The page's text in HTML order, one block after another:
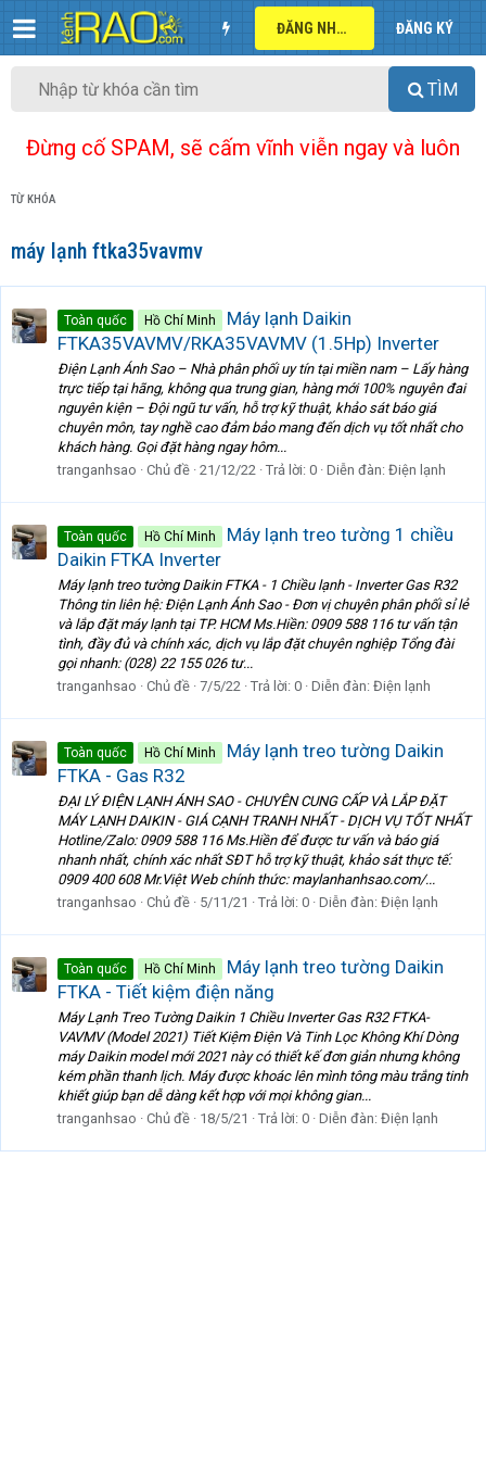
ĐĂNG NHẬP ĐĂNG KÝ
TÌM
Đừng cố SPAM, sẽ cấm vĩnh viễn ngay và luôn
TỪ KHÓA
máy lạnh ftka35vavmv
Toàn quốc Hồ Chí Minh
Máy lạnh Daikin
FTKA35VAVMV/RKA35VAVMV (1.5Hp) Inverter
Điện Lạnh Ánh Sao – Nhà phân phối uy tín tại miền nam – Lấy hàng
trực tiếp tại hãng, không qua trung gian, hàng mới 100% nguyên đai
nguyên kiện – Đội ngũ tư vấn, hỗ trợ kỹ thuật, khảo sát báo giá
chuyên môn, tay nghề cao đảm bảo mang đến dịch vụ tốt nhất cho
khách hàng. Gọi đặt hàng ngay hôm...
tranganhsao
Chủ đề 21/12/22 Trả lời: 0 Diễn đàn: Điện lạnh
Toàn quốc Hồ Chí Minh
Máy lạnh treo tường 1 chiều
Daikin FTKA Inverter
Máy lạnh treo tường Daikin FTKA - 1 Chiều lạnh - Inverter Gas R32
Thông tin liên hệ: Điện Lạnh Ánh Sao - Đơn vị chuyên phân phối sỉ lẻ
và lắp đặt máy lạnh tại TP. HCM Ms.Hiền: 0909 588 116 tư vấn tận
tình, đầy đủ và chính xác, dịch vụ lắp đặt chuyên nghiệp Tổng đài
gọi nhanh: (028) 22 155 026 tư...
tranganhsao
Chủ đề 7/5/22 Trả lời: 0 Diễn đàn: Điện lạnh
Toàn quốc Hồ Chí Minh
Máy lạnh treo tường Daikin
FTKA - Gas R32
ĐẠI LÝ ĐIỆN LẠNH ÁNH SAO - CHUYÊN CUNG CẤP VÀ LẮP ĐẶT
MÁY LẠNH DAIKIN - GIÁ CẠNH TRANH NHẤT - DỊCH VỤ TỐT NHẤT
Hotline/Zalo: 0909 588 116 Ms.Hiền để được tư vấn và báo giá
nhanh nhất, chính xác nhất SĐT hỗ trợ kỹ thuật, khảo sát thực tế:
0909 400 608 Mr.Việt Web chính thức: maylanhanhsao.com/...
tranganhsao
Chủ đề 5/11/21 Trả lời: 0 Diễn đàn: Điện lạnh
Toàn quốc Hồ Chí Minh
Máy lạnh treo tường Daikin
FTKA - Tiết kiệm điện năng
Máy Lạnh Treo Tường Daikin 1 Chiều Inverter Gas R32 FTKA-
VAVMV (Model 2021) Tiết Kiệm Điện Và Tinh Lọc Không Khí Dòng
máy Daikin model mới 2021 này có thiết kế đơn giản nhưng không
kém phần thanh lịch. Máy được khoác lên mình tông màu trắng tinh
khiết giúp bạn dễ dàng kết hợp với mọi không gian...
tranganhsao
Chủ đề 18/5/21 Trả lời: 0 Diễn đàn: Điện lạnh